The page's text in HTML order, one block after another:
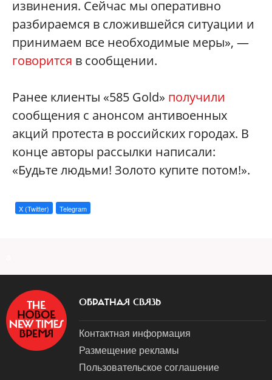
извинения. Сейчас мы оперативно
разбираемся в сложившейся ситуации и
принимаем все необходимые меры», —
говорится в сообщении.
Ранее клиенты «585 Gold» получили
сообщения с анонсом антивоенных
акций протеста в российских городах. В
конце авторы рассылки написали:
«Будьте людьми! Золото купите потом!».
X (Twitter) Telegram
ОБРАТНАЯ СВЯЗЬ
Контактная информация
Размещение рекламы
Пользовательское соглашение